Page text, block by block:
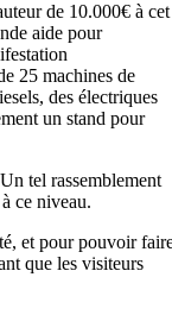
de 10.000€ à cet
aide pour
25 machines de
des électriques
un stand pour
tel rassemblement
ce niveau.
et pour pouvoir
que les visiteurs